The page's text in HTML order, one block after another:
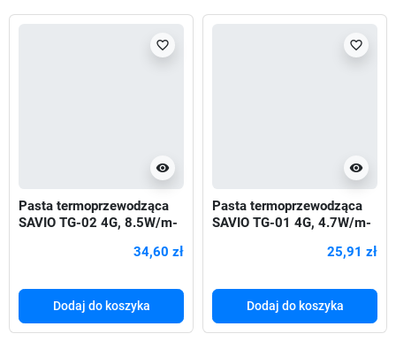
visibility
favorite_border
Pasta termoprzewodząca
SAVIO TG-02 4G, 8.5W/m-
34,60 zł
Dodaj do koszyka
visibility
favorite_border
Pasta termoprzewodząca
SAVIO TG-01 4G, 4.7W/m-
25,91 zł
Dodaj do koszyka